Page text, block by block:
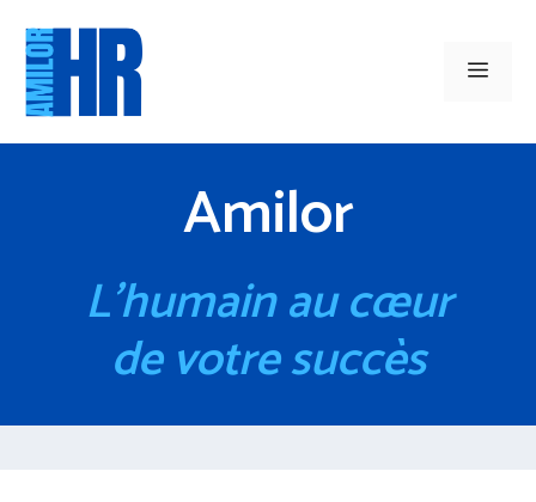
contenu
Menu
Amilor
L’humain au cœur
de votre succès